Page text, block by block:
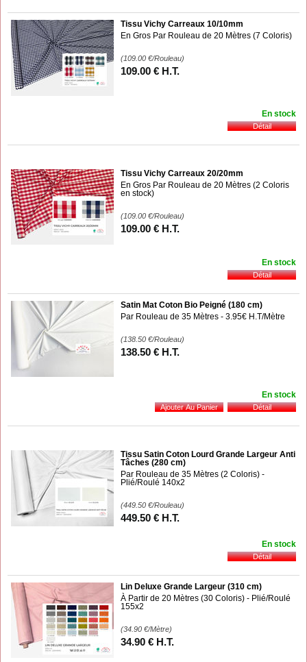
Tissu Vichy Carreaux 10/10mm
En Gros Par Rouleau de 20 Mètres (7 Coloris)
(109.00 €/Rouleau)
109.00 € H.T.
En stock
Tissu Vichy Carreaux 20/20mm
En Gros Par Rouleau de 20 Mètres (2 Coloris
en stock)
(109.00 €/Rouleau)
109.00 € H.T.
En stock
Satin Mat Coton Bio Peigné (180 cm)
Par Rouleau de 35 Mètres - 3.95€ H.T/Mètre
(138.50 €/Rouleau)
138.50 € H.T.
En stock
Tissu Satin Coton Lourd Grande Largeur Anti
Tâches (280 cm)
Par Rouleau de 35 Mètres (2 Coloris) -
Plié/Roulé 140x2
(449.50 €/Rouleau)
449.50 € H.T.
En stock
Lin Deluxe Grande Largeur (310 cm)
À Partir de 20 Mètres (30 Coloris) - Plié/Roulé
155x2
(34.90 €/Mètre)
34.90 € H.T.